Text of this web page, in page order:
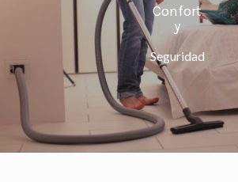
Confort
y
Seguridad